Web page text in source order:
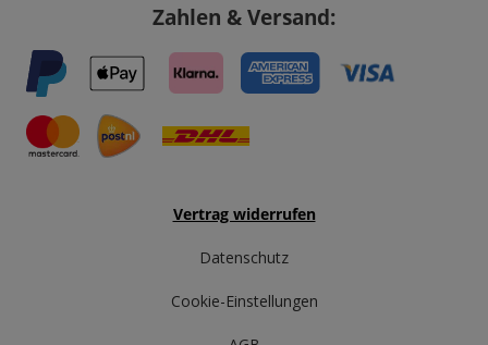
Zahlen & Versand:
Vertrag widerrufen
Datenschutz
Cookie-Einstellungen